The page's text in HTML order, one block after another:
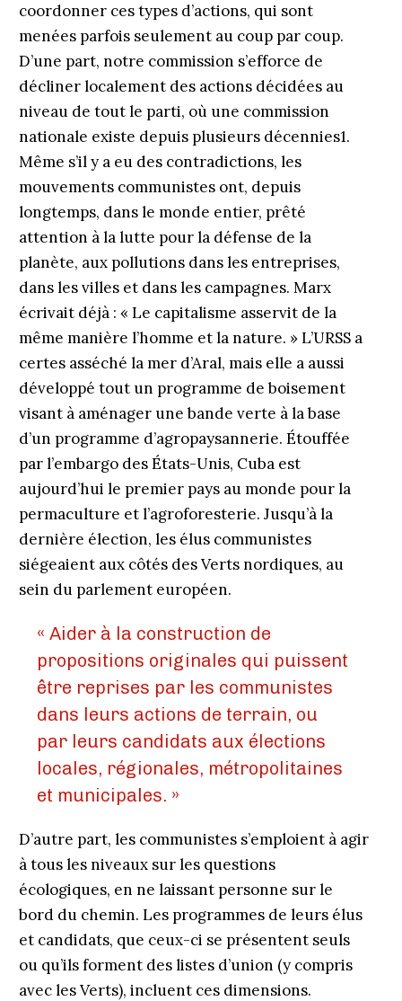
coordonner ces types d’actions, qui sont
menées parfois seulement au coup par coup.
D’une part, notre commission s’efforce de
décliner localement des actions décidées au
niveau de tout le parti, où une commission
nationale existe depuis plusieurs décennies1.
Même s’il y a eu des contradictions, les
mouvements communistes ont, depuis
longtemps, dans le monde entier, prêté
attention à la lutte pour la défense de la
planète, aux pollutions dans les entreprises,
dans les villes et dans les campagnes. Marx
écrivait déjà : « Le capitalisme asservit de la
même manière l’homme et la nature. » L’URSS a
certes asséché la mer d’Aral, mais elle a aussi
développé tout un programme de boisement
visant à aménager une bande verte à la base
d’un programme d’agropaysannerie. Étouffée
par l’embargo des États-Unis, Cuba est
aujourd’hui le premier pays au monde pour la
permaculture et l’agroforesterie. Jusqu’à la
dernière élection, les élus communistes
siégeaient aux côtés des Verts nordiques, au
sein du parlement européen.
« Aider à la construction de
propositions originales qui puissent
être reprises par les communistes
dans leurs actions de terrain, ou
par leurs candidats aux élections
locales, régionales, métropolitaines
et municipales. »
D’autre part, les communistes s’emploient à agir
à tous les niveaux sur les questions
écologiques, en ne laissant personne sur le
bord du chemin. Les programmes de leurs élus
et candidats, que ceux-ci se présentent seuls
ou qu’ils forment des listes d’union (y compris
avec les Verts), incluent ces dimensions.